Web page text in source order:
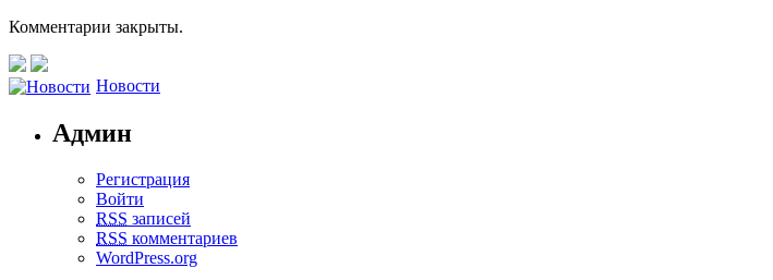
Комментарии закрыты.
Новости
Админ
Регистрация
Войти
RSS записей
RSS комментариев
WordPress.org